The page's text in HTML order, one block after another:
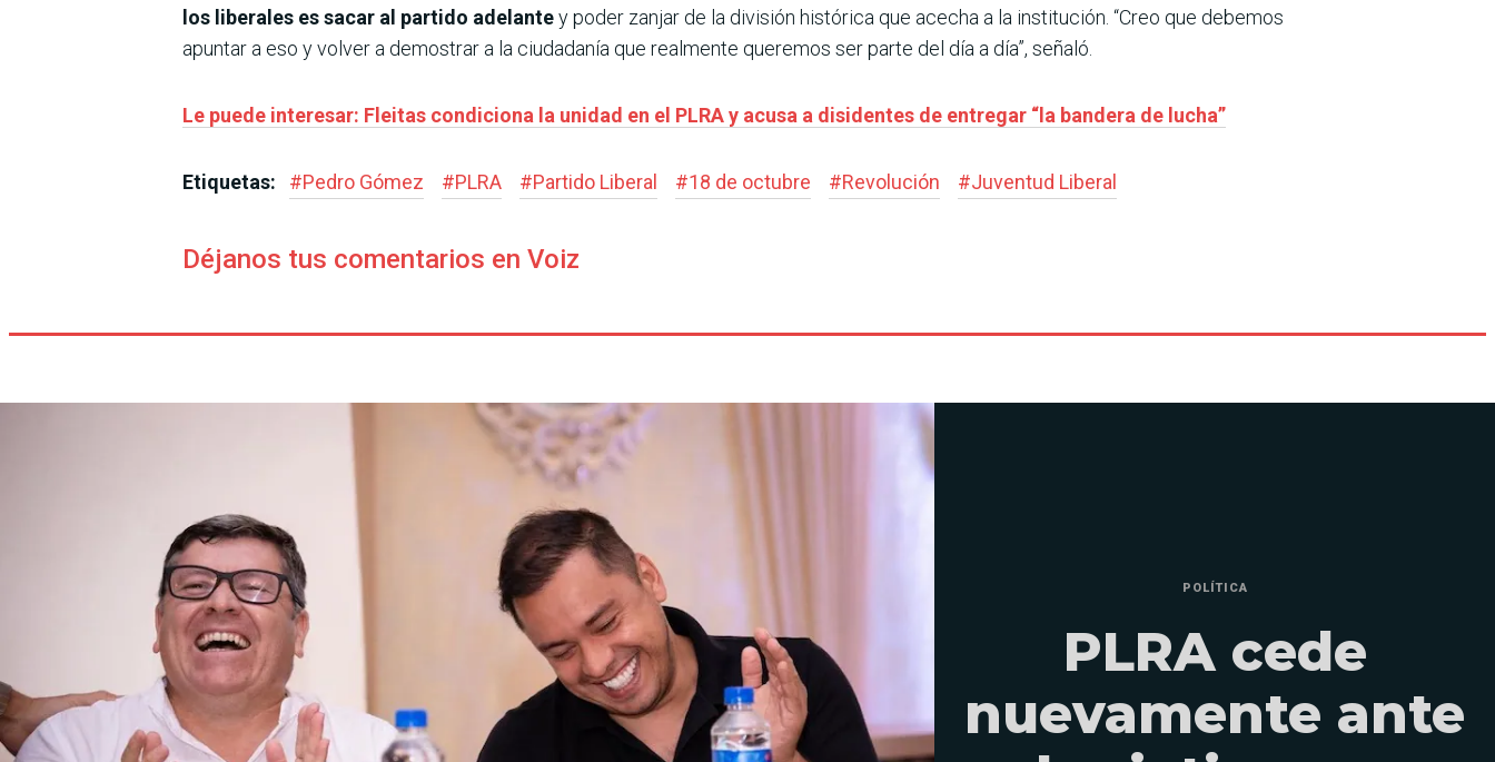
los liberales es sacar al partido adelantey poder zanjar de la división histórica que acecha a la institución. “Creo que debemos
apuntar a eso y volver a demostrar a la ciudadanía que realmente queremos ser parte del día a día”, señaló.
Le puede interesar: Fleitas condiciona la unidad en el PLRA y acusa a disidentes de entregar “la bandera de lucha”
Etiquetas: #Pedro Gómez #PLRA #Partido Liberal #18 de octubre #Revolución #Juventud Liberal
Déjanos tus comentarios en Voiz
POLÍTICA
PLRA cede
nuevamente ante